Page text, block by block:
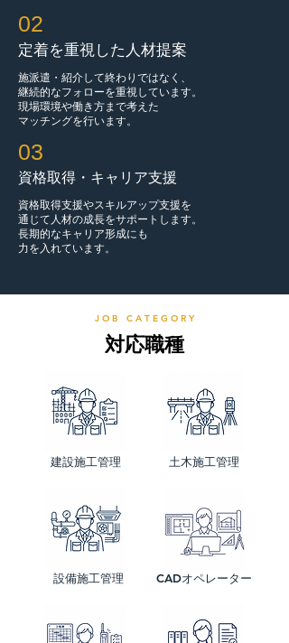
02
定着を重視した人材提案
施派遣・紹介して終わりではなく、
継続的なフォローを重視しています。
現場環境や働き方まで考えた
マッチングを行います。
03
資格取得・キャリア支援
資格取得支援やスキルアップ支援を
通じて人材の成長をサポートします。
長期的なキャリア形成にも
力を入れています。
J O B C A T E G O R Y
​対応職種
​建設施工管理
設備施工管理
​土木施工管理
CADオペレーター